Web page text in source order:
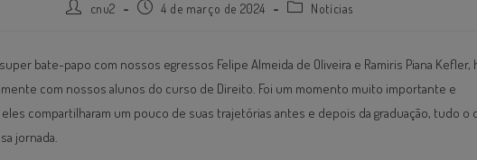
cnu2 4 de março de 2024 Notícias
bate-papo com nossos egressos Felipe Almeida de Oliveira e Ramiris Piana Kefler,
com nossos alunos do curso de Direito. Foi um momento muito importante e
compartilharam um pouco de suas trajetórias antes e depois da graduação, tudo o
jornada.